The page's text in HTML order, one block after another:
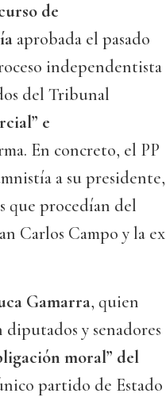
de
aprobada el pasado
independentista
del Tribunal
e
En concreto, el PP
a su presidente,
que procedían del
Carlos Campo y la ex
Gamarra, quien
y senadores
moral” del
partido de Estado